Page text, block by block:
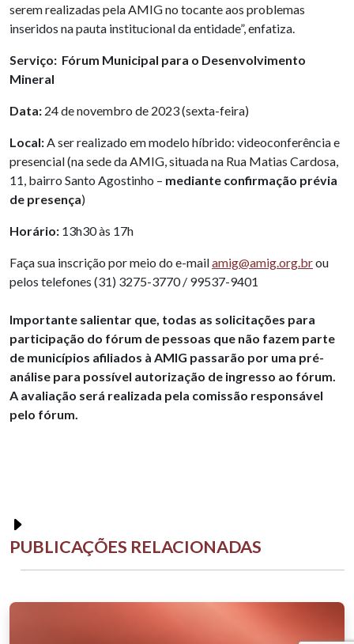
serem realizadas pela AMIG no tocante aos problemas
inseridos na pauta institucional da entidade”, enfatiza.
Serviço: Fórum Municipal para o Desenvolvimento
Mineral
Data: 24 de novembro de 2023 (sexta-feira)
Local: A ser realizado em modelo híbrido: videoconferência e
presencial (na sede da AMIG, situada na Rua Matias Cardosa,
11, bairro Santo Agostinho – mediante confirmação prévia
de presença)
Horário: 13h30 às 17h
Faça sua inscrição por meio do e-mailamig@amig.org.brou
pelos telefones (31) 3275-3770 / 99537-9401
Importante salientar que, todas as solicitações para
participação do fórum de pessoas que não fazem parte
de municípios afiliados à AMIG passarão por uma pré-
análise para possível autorização de ingresso ao fórum.
A avaliação será realizada pela comissão responsável
pelo fórum.
PUBLICAÇÕES RELACIONADAS